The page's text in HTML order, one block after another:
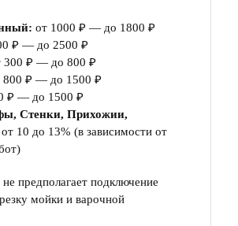
от 1000 ₽ — до 1800 ₽
₽ — до 2500 ₽
300 ₽ — до 800 ₽
800 ₽ — до 1500 ₽
₽ — до 1500 ₽
Стенки, Прихожии,
от 10 до 13% (в зависимости от
предполагает подключение
мойки и варочной